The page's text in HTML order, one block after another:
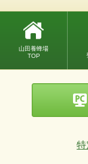
山田養蜂場
TOP
特